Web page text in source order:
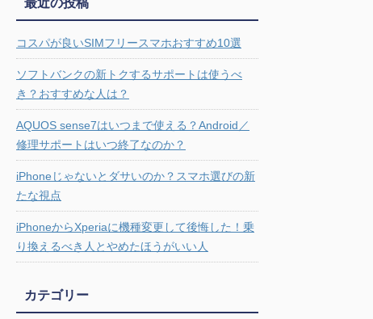
最近の投稿
コスパが良いSIMフリースマホおすすめ10選
ソフトバンクの新トクするサポートは使うべ
き？おすすめな人は？
AQUOS sense7はいつまで使える？Android／
修理サポートはいつ終了なのか？
iPhoneじゃないとダサいのか？スマホ選びの新
たな視点
iPhoneからXperiaに機種変更して後悔した！乗
り換えるべき人とやめたほうがいい人
カテゴリー